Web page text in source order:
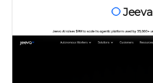
Jeeva